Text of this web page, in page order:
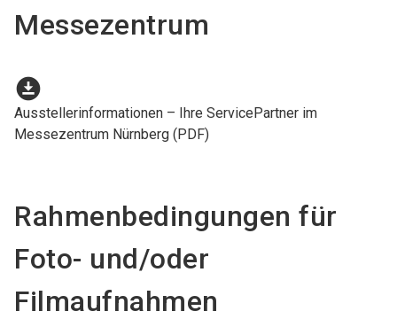
Messezentrum
download_for_offline
Ausstellerinformationen – Ihre ServicePartner im
Messezentrum Nürnberg (PDF)
Rahmenbedingungen für
Foto- und/oder
Filmaufnahmen